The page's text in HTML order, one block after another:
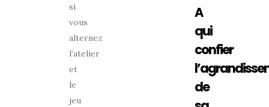
si
vous
alternez
l’atelier
et
le
jeu
A
qui
confier
de